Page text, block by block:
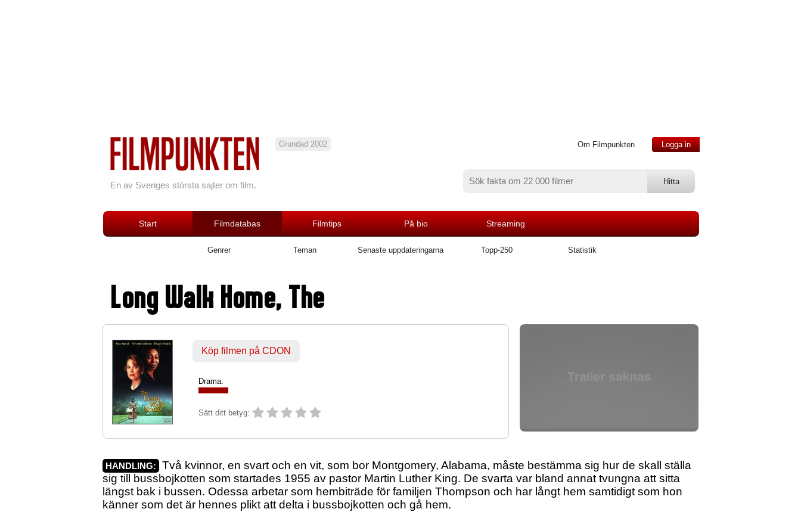
En av Sveriges största sajter om film.
Grundad 2002 Om Filmpunkten Logga in
Start Filmdatabas Filmtips På bio Streaming
Genrer Teman Senaste uppdateringarna Topp-250 Statistik
Long Walk Home, The
Köp filmen på CDON
Drama:
Sätt ditt betyg:
HANDLING:
Två kvinnor, en svart och en vit, som bor Montgomery, Alabama, måste bestämma sig hur de skall ställa
sig till bussbojkotten som startades 1955 av pastor Martin Luther King. De svarta var bland annat tvungna att sitta
längst bak i bussen. Odessa arbetar som hembiträde för familjen Thompson och har långt hem samtidigt som hon
känner som det är hennes plikt att delta i bussbojkotten och gå hem.